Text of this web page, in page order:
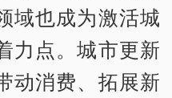
域也成为激活城
力点。城市更新
动消费、拓展新